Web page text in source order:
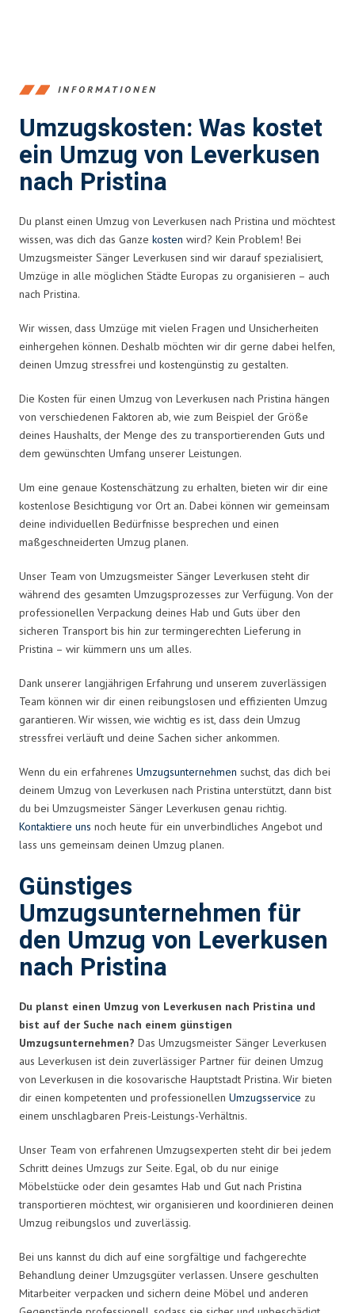
INFORMATIONEN
Umzugskosten: Was kostet
ein Umzug von Leverkusen
nach Pristina
Du planst einen Umzug von Leverkusen nach Pristina und möchtest
wissen, was dich das Ganze kosten wird? Kein Problem! Bei
Umzugsmeister Sänger Leverkusen sind wir darauf spezialisiert,
Umzüge in alle möglichen Städte Europas zu organisieren – auch
nach Pristina.
Wir wissen, dass Umzüge mit vielen Fragen und Unsicherheiten
einhergehen können. Deshalb möchten wir dir gerne dabei helfen,
deinen Umzug stressfrei und kostengünstig zu gestalten.
Die Kosten für einen Umzug von Leverkusen nach Pristina hängen
von verschiedenen Faktoren ab, wie zum Beispiel der Größe
deines Haushalts, der Menge des zu transportierenden Guts und
dem gewünschten Umfang unserer Leistungen.
Um eine genaue Kostenschätzung zu erhalten, bieten wir dir eine
kostenlose Besichtigung vor Ort an. Dabei können wir gemeinsam
deine individuellen Bedürfnisse besprechen und einen
maßgeschneiderten Umzug planen.
Unser Team von Umzugsmeister Sänger Leverkusen steht dir
während des gesamten Umzugsprozesses zur Verfügung. Von der
professionellen Verpackung deines Hab und Guts über den
sicheren Transport bis hin zur termingerechten Lieferung in
Pristina – wir kümmern uns um alles.
Dank unserer langjährigen Erfahrung und unserem zuverlässigen
Team können wir dir einen reibungslosen und effizienten Umzug
garantieren. Wir wissen, wie wichtig es ist, dass dein Umzug
stressfrei verläuft und deine Sachen sicher ankommen.
Wenn du ein erfahrenes Umzugsunternehmen suchst, das dich bei
deinem Umzug von Leverkusen nach Pristina unterstützt, dann bist
du bei Umzugsmeister Sänger Leverkusen genau richtig.
Kontaktiere uns noch heute für ein unverbindliches Angebot und
lass uns gemeinsam deinen Umzug planen.
Günstiges
Umzugsunternehmen für
den Umzug von Leverkusen
nach Pristina
Du planst einen Umzug von Leverkusen nach Pristina und
bist auf der Suche nach einem günstigen
Umzugsunternehmen? Das Umzugsmeister Sänger Leverkusen
aus Leverkusen ist dein zuverlässiger Partner für deinen Umzug
von Leverkusen in die kosovarische Hauptstadt Pristina. Wir bieten
dir einen kompetenten und professionellen Umzugsservice zu
einem unschlagbaren Preis-Leistungs-Verhältnis.
Unser Team von erfahrenen Umzugsexperten steht dir bei jedem
Schritt deines Umzugs zur Seite. Egal, ob du nur einige
Möbelstücke oder dein gesamtes Hab und Gut nach Pristina
transportieren möchtest, wir organisieren und koordinieren deinen
Umzug reibungslos und zuverlässig.
Bei uns kannst du dich auf eine sorgfältige und fachgerechte
Behandlung deiner Umzugsgüter verlassen. Unsere geschulten
Mitarbeiter verpacken und sichern deine Möbel und anderen